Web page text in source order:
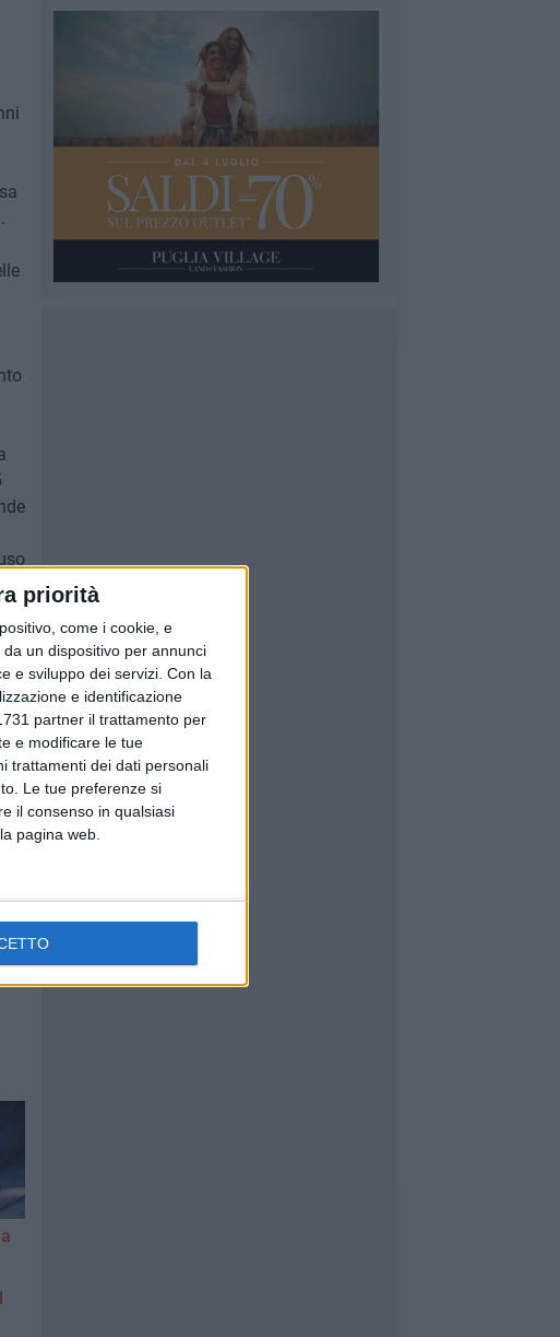
priorità
come i cookie, e
un dispositivo per annunci
e sviluppo dei servizi. Con la
e identificazione
partner il trattamento per
e modificare le tue
trattamenti dei dati personali
Le tue preferenze si
il consenso in qualsiasi
pagina web.